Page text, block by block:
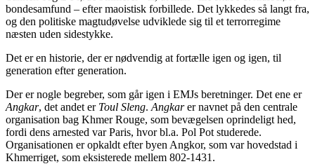
bondesamfund – efter maoistisk forbillede. Det lykkedes så langt fra,
og den politiske magtudøvelse udviklede sig til et terrorregime
næsten uden sidestykke.
Det er en historie, der er nødvendig at fortælle igen og igen, til
generation efter generation.
Der er nogle begreber, som går igen i EMJs beretninger. Det ene er
Angkar, det andet er Toul Sleng. Angkarer navnet på den centrale
organisation bag Khmer Rouge, som bevægelsen oprindeligt hed,
fordi dens arnested var Paris, hvor bl.a. Pol Pot studerede.
Organisationen er opkaldt efter byen Angkor, som var hovedstad i
Khmerriget, som eksisterede mellem 802-1431.